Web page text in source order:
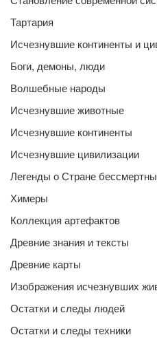
Тартария
Исчезнувшие континенты и
Боги, демоны, люди
Волшебные народы
Исчезнувшие животные
Исчезнувшие континенты
Исчезнувшие цивилизации
Легенды о Стране
Химеры
Коллекция артефактов
Древние знания и тексты
Древние карты
Изображения исчезнувших
Остатки и следы людей
Остатки и следы техники